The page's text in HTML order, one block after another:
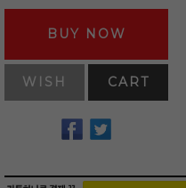
BUY NOW
WISH CART